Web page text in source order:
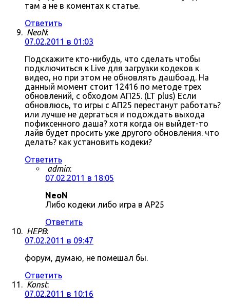
там а не в коментах к статье.
Ответить
NeoN:
07.02.2011 в 01:03
Подскажите кто-нибудь, что сделать чтобы
подключиться к Live для загрузки кодеков к
видео, но при этом не обновлять дашбоад. На
данный момент стоит 12416 по методе трех
обновлений, с обходом АП25. (LT plus) Если
обновлюсь, то игры с АП25 перестанут работать?
или лучше не дергаться и подождать выхода
пофиксенного даша? хотя когда он выйдет-то
лайв будет просить уже другого обновления. что
делать? как установить кодеки?
Ответить
admin:
07.02.2011 в 18:05
NeoN
Либо кодеки либо игра в AP25
Ответить
HEPB:
07.02.2011 в 09:47
форум, думаю, не помешал бы.
Ответить
Konst:
07.02.2011 в 10:16